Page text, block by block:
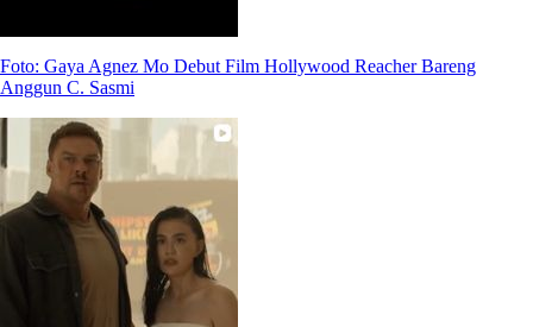
Foto: Gaya Agnez Mo Debut Film Hollywood Reacher Bareng
Anggun C. Sasmi